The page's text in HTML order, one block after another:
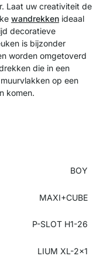
Laat uw creativiteit de
wandrekken ideaal
decoratieve
is bijzonder
worden omgetoverd
die in een
op een
komen.
BOY
MAXI+CUBE
P-SLOT H1-26
LIUM XL-2x1